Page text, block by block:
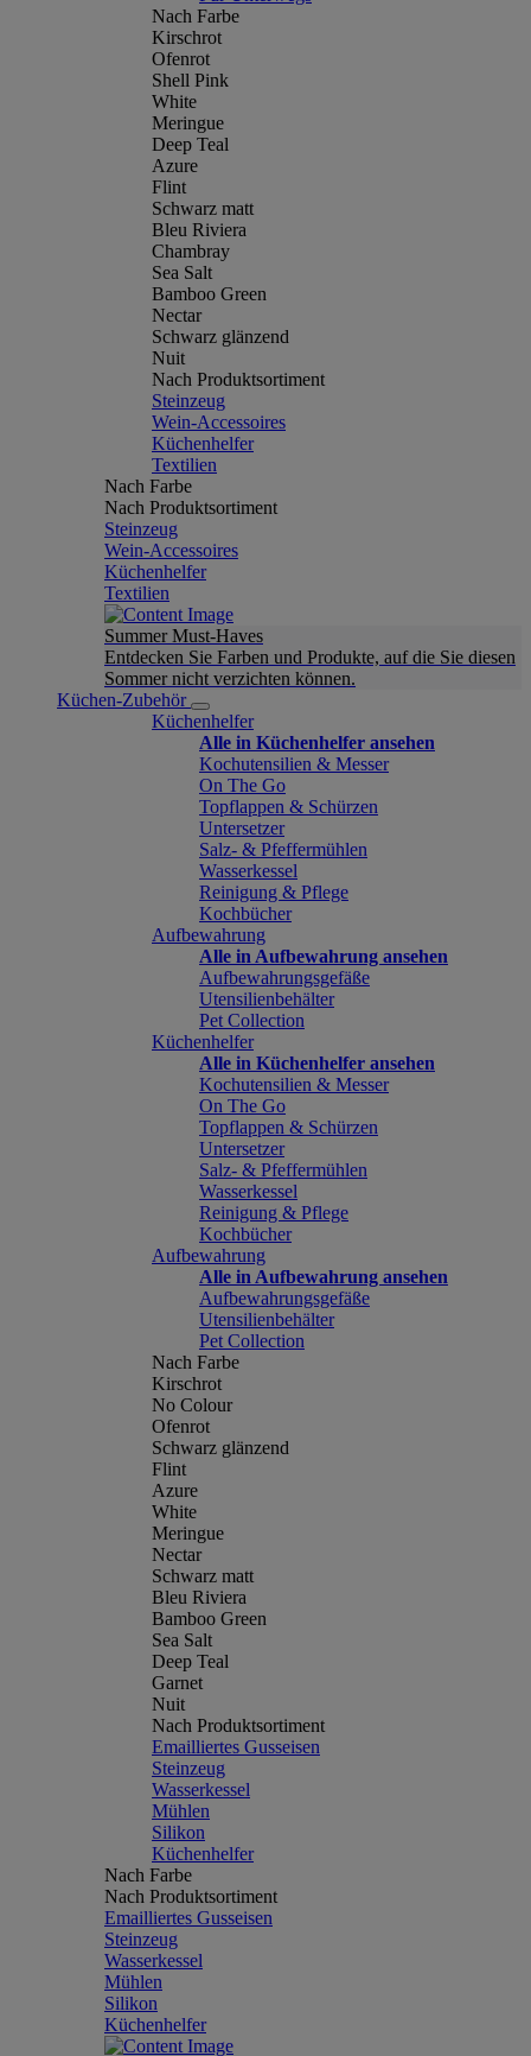
Nach Farbe
Kirschrot
Ofenrot
Shell Pink
White
Meringue
Deep Teal
Azure
Flint
Schwarz matt
Bleu Riviera
Chambray
Sea Salt
Bamboo Green
Nectar
Schwarz glänzend
Nuit
Nach Produktsortiment
Steinzeug
Wein-Accessoires
Küchenhelfer
Textilien
Nach Farbe
Nach Produktsortiment
Steinzeug
Wein-Accessoires
Küchenhelfer
Textilien
Summer Must-Haves
Entdecken Sie Farben und Produkte, auf die Sie diesen
Sommer nicht verzichten können.
Küchen-Zubehör
Küchenhelfer
Alle in Küchenhelfer ansehen
Kochutensilien & Messer
On The Go
Topflappen & Schürzen
Untersetzer
Salz- & Pfeffermühlen
Wasserkessel
Reinigung & Pflege
Kochbücher
Aufbewahrung
Alle in Aufbewahrung ansehen
Aufbewahrungsgefäße
Utensilienbehälter
Pet Collection
Küchenhelfer
Alle in Küchenhelfer ansehen
Kochutensilien & Messer
On The Go
Topflappen & Schürzen
Untersetzer
Salz- & Pfeffermühlen
Wasserkessel
Reinigung & Pflege
Kochbücher
Aufbewahrung
Alle in Aufbewahrung ansehen
Aufbewahrungsgefäße
Utensilienbehälter
Pet Collection
Nach Farbe
Kirschrot
No Colour
Ofenrot
Schwarz glänzend
Flint
Azure
White
Meringue
Nectar
Schwarz matt
Bleu Riviera
Bamboo Green
Sea Salt
Deep Teal
Garnet
Nuit
Nach Produktsortiment
Emailliertes Gusseisen
Steinzeug
Wasserkessel
Mühlen
Silikon
Küchenhelfer
Nach Farbe
Nach Produktsortiment
Emailliertes Gusseisen
Steinzeug
Wasserkessel
Mühlen
Silikon
Küchenhelfer